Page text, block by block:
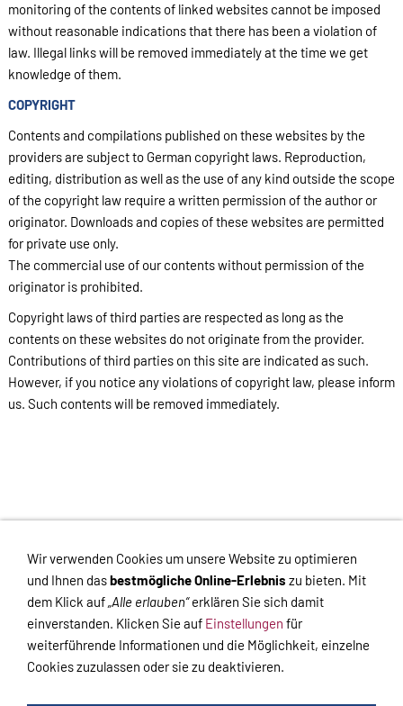
monitoring of the contents of linked websites cannot be imposed
without reasonable indications that there has been a violation of
law. Illegal links will be removed immediately at the time we get
knowledge of them.
COPYRIGHT
Contents and compilations published on these websites by the
providers are subject to German copyright laws. Reproduction,
editing, distribution as well as the use of any kind outside the scope
of the copyright law require a written permission of the author or
originator. Downloads and copies of these websites are permitted
for private use only.
The commercial use of our contents without permission of the
originator is prohibited.
Copyright laws of third parties are respected as long as the
contents on these websites do not originate from the provider.
Contributions of third parties on this site are indicated as such.
However, if you notice any violations of copyright law, please inform
us. Such contents will be removed immediately.
Impressum-Datenschutzerklärung-Haftungsausschluss
Kontakt-Versand-Widerrufsrecht -Widerrufsformular
Wir verwenden Cookies um unsere Website zu optimieren
und Ihnen dasbestmögliche Online-Erlebnis zu bieten. Mit
dem Klick auf„Alle erlauben“erklären Sie sich damit
einverstanden. Klicken Sie auf Einstellungen für
weiterführende Informationen und die Möglichkeit, einzelne
Cookies zuzulassen oder sie zu deaktivieren.